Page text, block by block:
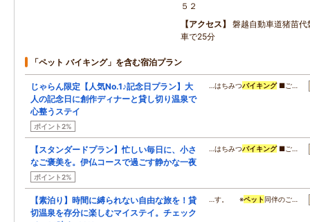
５２
アクセス
磐越自動車道猪苗
車で25分
「ペット バイキング」を含む宿泊プラン
じゃらん限定【人気No.1♪記念日プラン】大
人の記念日に創作ディナーと貸し切り温泉で
心整うステイ
ポイント2%
…はちみつバイキング■ご…
【スタンダードプラン】忙しい毎日に、小さ
なご褒美を。伊仏コースで過ごす静かな一夜
ポイント2%
…はちみつバイキング■ご…
【素泊り】時間に縛られない自由な旅を！貸
切温泉を存分に楽しむマイステイ。チェック
…す。 ※ペット 同伴のご…